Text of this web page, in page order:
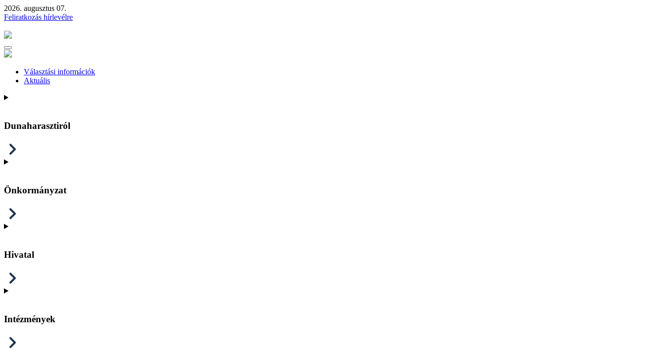
2026. augusztus 07.
Feliratkozás hírlevélre
Választási információk
Aktuális
Dunaharasztiról
Önkormányzat
Hivatal
Intézmények